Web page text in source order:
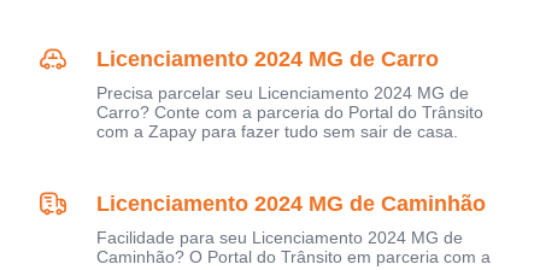
Licenciamento 2024 MG de Carro
Precisa parcelar seu Licenciamento 2024 MG de
Carro? Conte com a parceria do Portal do Trânsito
com a Zapay para fazer tudo sem sair de casa.
Licenciamento 2024 MG de Caminhão
Facilidade para seu Licenciamento 2024 MG de
Caminhão? O Portal do Trânsito em parceria com a